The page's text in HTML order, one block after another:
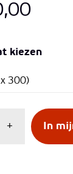
kiezen
+ In